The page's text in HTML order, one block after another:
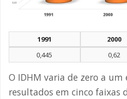
1991 2000
0,445
0,62
O IDHM varia de zero a um
resultados em cinco faixas